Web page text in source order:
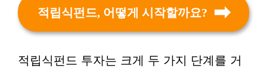
적립식펀드, 어떻게 시작할까요?
적립식펀드 투자는 크게 두 가지 단계를 거